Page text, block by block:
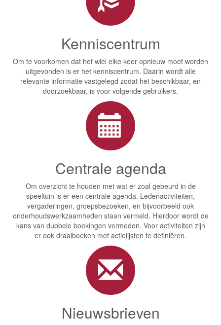
Kenniscentrum
Om te voorkomen dat het wiel elke keer opnieuw moet worden
uitgevonden is er het kenniscentrum. Daarin wordt alle
relevante informatie vastgelegd zodat het beschikbaar, en
doorzoekbaar, is voor volgende gebruikers.
Centrale agenda
Om overzicht te houden met wat er zoal gebeurd in de
speeltuin is er een centrale agenda. Ledenactiviteiten,
vergaderingen, groepsbezoeken, en bijvoorbeeld ook
onderhoudswerkzaamheden staan vermeld. Hierdoor wordt de
kans van dubbele boekingen vermeden. Voor activiteiten zijn
er ook draaiboeken met actielijsten te definiëren.
Nieuwsbrieven